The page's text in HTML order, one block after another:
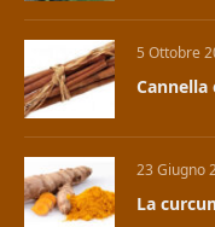
5 Ottobre
Cannella
23 Giugno
La